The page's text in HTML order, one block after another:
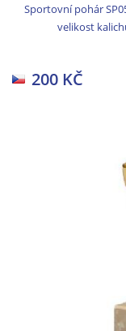
Sportovní pohár
velikost
200 KČ